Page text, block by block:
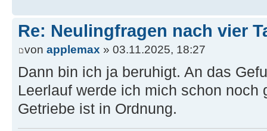
Re: Neulingfragen nach vier
von applemax » 03.11.2025, 18:27
Dann bin ich ja beruhigt. An das
Leerlauf werde ich mich schon noch
Getriebe ist in Ordnung.